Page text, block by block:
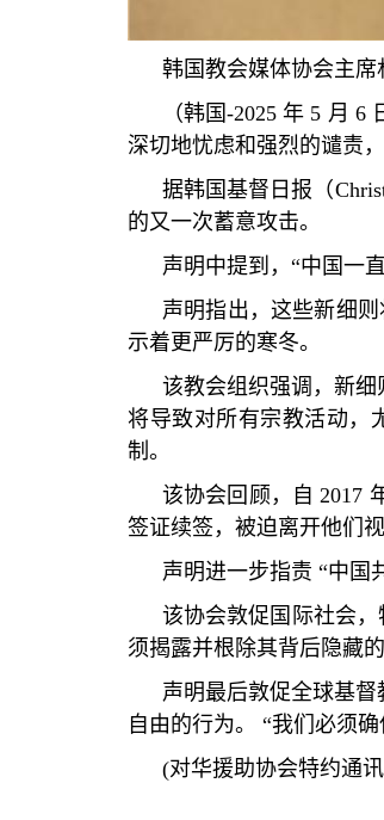
韩国教会媒体协会主席
（韩国-2025年 5 月 6
深切地忧虑和强烈的谴责，
据韩国基督日报（
的又一次蓄意攻击。
声明中提到， “中国一
声明指出，这些新细
示着更严厉的寒冬。
该教会组织强调，新
将导致对所有宗教活动，
制。
该协会回顾，自 2017
签证续签，被迫离开他们
声明进一步指责 “中国
该协会敦促国际社会
须揭露并根除其背后隐藏
声明最后敦促全球基
自由的行为。
“我们必须
(对华援助协会特约通